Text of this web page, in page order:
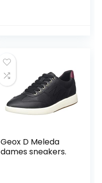
Geox D Meleda
dames sneakers.